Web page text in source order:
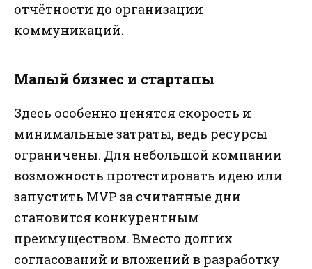
отчётности до организации
коммуникаций.
Малый бизнес и стартапы
Здесь особенно ценятся скорость и
минимальные затраты, ведь ресурсы
ограничены. Для небольшой компании
возможность протестировать идею или
запустить MVP за считанные дни
становится конкурентным
преимуществом. Вместо долгих
согласований и вложений в разработку